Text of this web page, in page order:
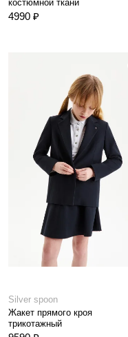
костюмной ткани
4990 ₽
Silver spoon
Жакет прямого кроя
трикотажный